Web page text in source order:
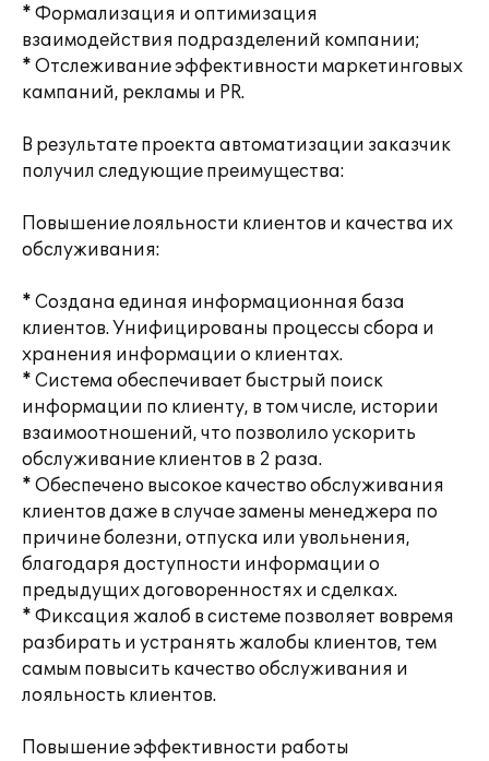
* Формализация и оптимизация
взаимодействия подразделений компании;
* Отслеживание эффективности маркетинговых
кампаний, рекламы и PR.
В результате проекта автоматизации заказчик
получил следующие преимущества:
Повышение лояльности клиентов и качества их
обслуживания:
* Создана единая информационная база
клиентов. Унифицированы процессы сбора и
хранения информации о клиентах.
* Система обеспечивает быстрый поиск
информации по клиенту, в том числе, истории
взаимоотношений, что позволило ускорить
обслуживание клиентов в 2 раза.
* Обеспечено высокое качество обслуживания
клиентов даже в случае замены менеджера по
причине болезни, отпуска или увольнения,
благодаря доступности информации о
предыдущих договоренностях и сделках.
* Фиксация жалоб в системе позволяет вовремя
разбирать и устранять жалобы клиентов, тем
самым повысить качество обслуживания и
лояльность клиентов.
Повышение эффективности работы